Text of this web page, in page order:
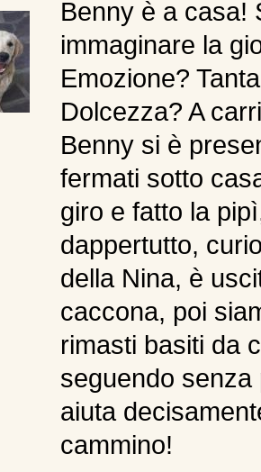
Benny è a casa!
immaginare la
Emozione?
Dolcezza? A
Benny si è
fermati sotto
giro e fatto la
dappertutto,
della Nina, è
caccona, poi
rimasti basiti da
seguendo
aiuta
cammino!